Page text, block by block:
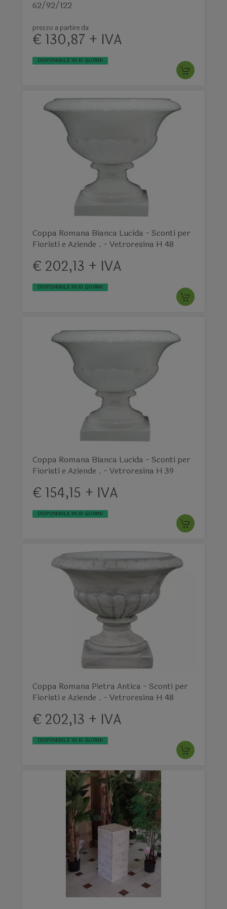
62/92/122
prezzo a partire da
€ 130,87 + IVA
DISPONIBILE IN 10 GIORNI
Coppa Romana Bianca Lucida - Sconti per
Fioristi e Aziende . - Vetroresina H 48
€ 202,13 + IVA
DISPONIBILE IN 10 GIORNI
Coppa Romana Bianca Lucida - Sconti per
Fioristi e Aziende . - Vetroresina H 39
€ 154,15 + IVA
DISPONIBILE IN 10 GIORNI
Coppa Romana Pietra Antica - Sconti per
Fioristi e Aziende . - Vetroresina H 48
€ 202,13 + IVA
DISPONIBILE IN 10 GIORNI